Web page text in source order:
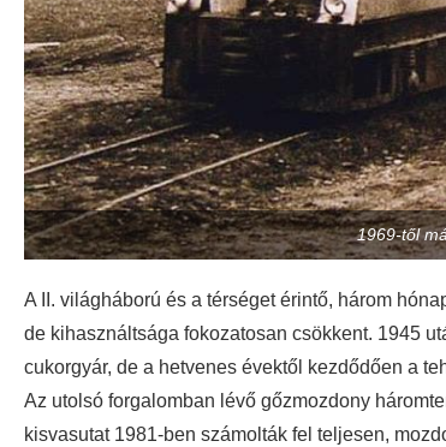
1969-től
A II. világháború és a térséget érintő, három
de kihasználtsága fokozatosan csökkent. 1945
cukorgyár, de a hetvenes évektől kezdődően a
Az utolsó forgalomban lévő gőzmozdony
kisvasutat 1981-ben számolták fel teljesen,